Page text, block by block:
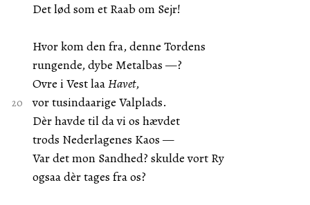
Det lød som et Raab om Sejr!
Hvor kom den fra, denne Tordens
rungende, dybe Metalbas —?
Ovre i Vest laaHavet,
vor tusindaarige Valplads.
Dèr havde til da vi os hævdet
trods Nederlagenes Kaos —
Var det mon Sandhed? skulde vort Ry
ogsaa dèr tages fra os?